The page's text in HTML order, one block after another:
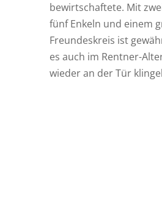
bewirtschaftete. Mit
fünf Enkeln und einem
Freundeskreis ist
es auch im Rentner-
wieder an der Tür